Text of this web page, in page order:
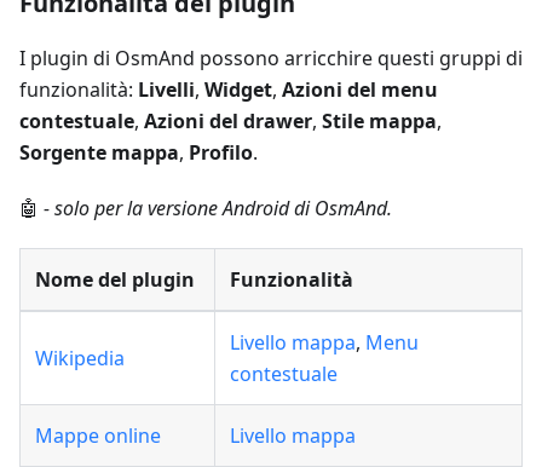
I plugin di OsmAnd possono arricchire questi gruppi di
funzionalità: Livelli, Widget, Azioni del menu
contestuale, Azioni del drawer, Stile mappa,
Sorgente mappa, Profilo.
🤖 - solo per la versione Android di OsmAnd.
Nome del plugin Funzionalità
Wikipedia
Livello mappa, Menu
contestuale
Mappe online Livello mappa